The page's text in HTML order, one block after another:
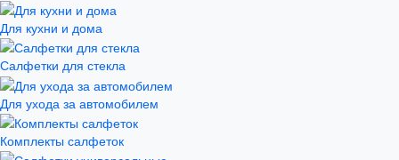
Для кухни и дома
Салфетки для стекла
Для ухода за автомобилем
Комплекты салфеток